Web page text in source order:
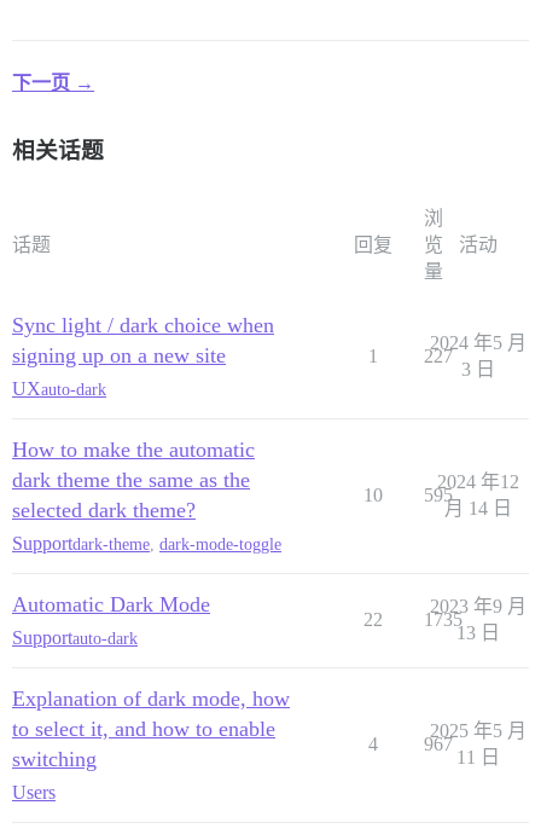
下一页 →
相关话题
话题 回复
浏
览
量
活动
Sync light / dark choice when
signing up on a new site
UXauto-dark
1 227
2024 年5 月
3 日
How to make the automatic
dark theme the same as the
selected dark theme?
Supportdark-theme dark-mode-toggle
10 595
2024 年12
月 14 日
Automatic Dark Mode
Supportauto-dark
22 1735
2023 年9 月
13 日
Explanation of dark mode, how
to select it, and how to enable
switching
Users
4 967
2025 年5 月
11 日